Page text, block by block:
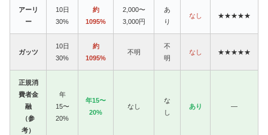
アーリ
ー
10日
30%
約
1095%
2,000〜
3,000円
あ
り
なし ★★★★★
ガッツ
10日
30%
約
1095%
不明
不
明
なし ★★★★★
正規消
費者金
融
（参
考）
年
15〜
20%
年15〜
20%
なし
な
し
あり —